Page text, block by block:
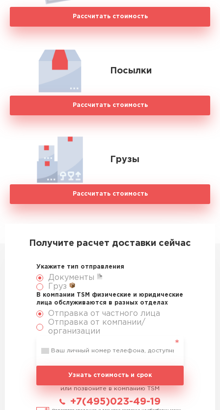
Рассчитать стоимость
Посылки
Рассчитать стоимость
Грузы
Рассчитать стоимость
Получите расчет доставки сейчас
Укажите тип отправления
Документы
Груз
В компании TSM физические и юридические
лица обслуживаются в разных отделах
Отправка от частного лица
Отправка от компании/
организации
Узнать стоимость и срок
или позвоните в компанию TSM
+7(495)023-49-19